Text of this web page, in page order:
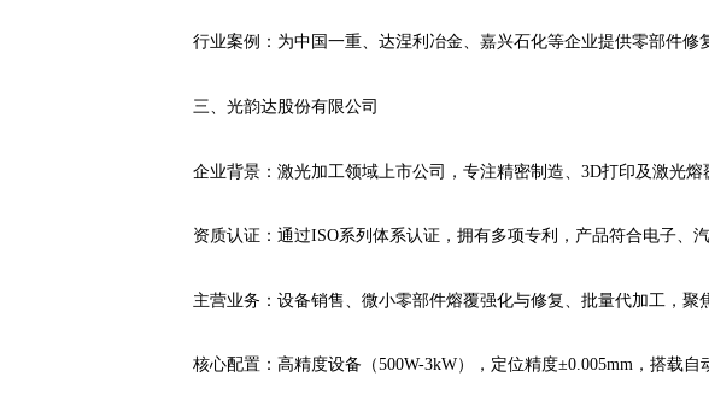
行业案例：为中国一重、达涅利冶金、嘉兴石化等企业提供零部件修
三、光韵达股份有限公司
企业背景：激光加工领域上市公司，专注精密制造、3D打印及激光
资质认证：通过ISO系列体系认证，拥有多项专利，产品符合电子、
主营业务：设备销售、微小零部件熔覆强化与修复、批量代加工，聚
核心配置：高精度设备（500W-3kW），定位精度±0.005mm，搭载自